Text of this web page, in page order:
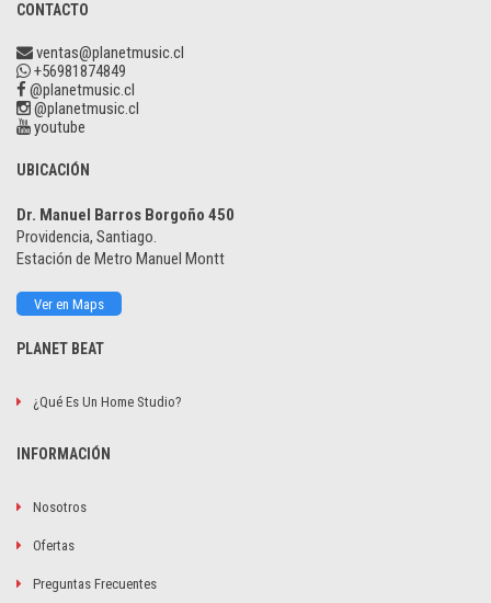
CONTACTO
ventas@planetmusic.cl
+56981874849
@planetmusic.cl
@planetmusic.cl
youtube
UBICACIÓN
Dr. Manuel Barros Borgoño 450
Providencia, Santiago.
Estación de Metro Manuel Montt
Ver en Maps
PLANET BEAT
¿Qué Es Un Home Studio?
INFORMACIÓN
Nosotros
Ofertas
Preguntas Frecuentes